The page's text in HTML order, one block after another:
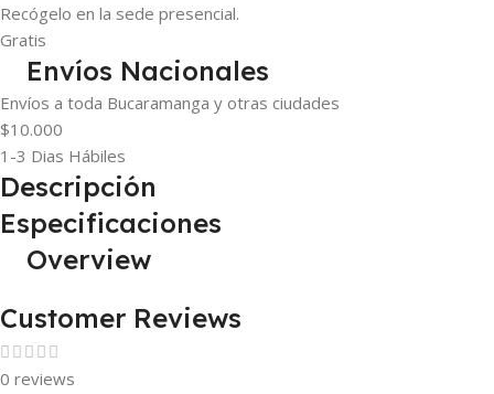
Recógelo en la sede presencial.
Gratis
Envíos Nacionales
Envíos a toda Bucaramanga y otras ciudades
1-3 Dias Hábiles
$10.000
Descripción
Especificaciones
Overview
Customer Reviews
0 reviews